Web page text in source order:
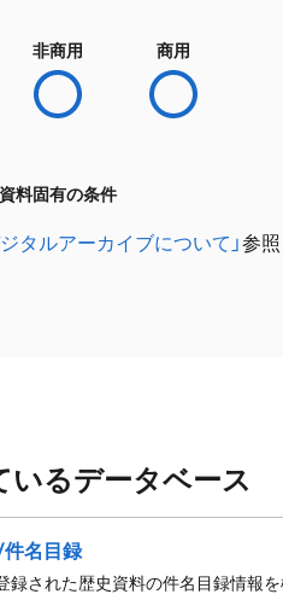
非商用 商用
資料固有の条件
タルアーカイブについて」参照
いるデータベース
名目録
録された歴史資料の件名目録情報を